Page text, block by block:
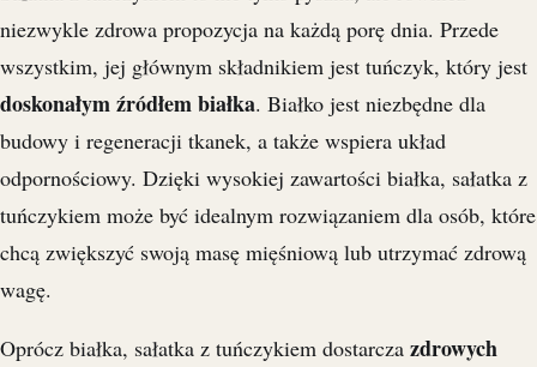
niezwykle zdrowa propozycja na każdą porę dnia. Przede
wszystkim, jej głównym składnikiem jest tuńczyk, który jest
doskonałym źródłem białka. Białko jest niezbędne dla
budowy i regeneracji tkanek, a także wspiera układ
odpornościowy. Dzięki wysokiej zawartości białka, sałatka z
tuńczykiem może być idealnym rozwiązaniem dla osób, które
chcą zwiększyć swoją masę mięśniową lub utrzymać zdrową
wagę.
Oprócz białka, sałatka z tuńczykiem dostarcza zdrowych